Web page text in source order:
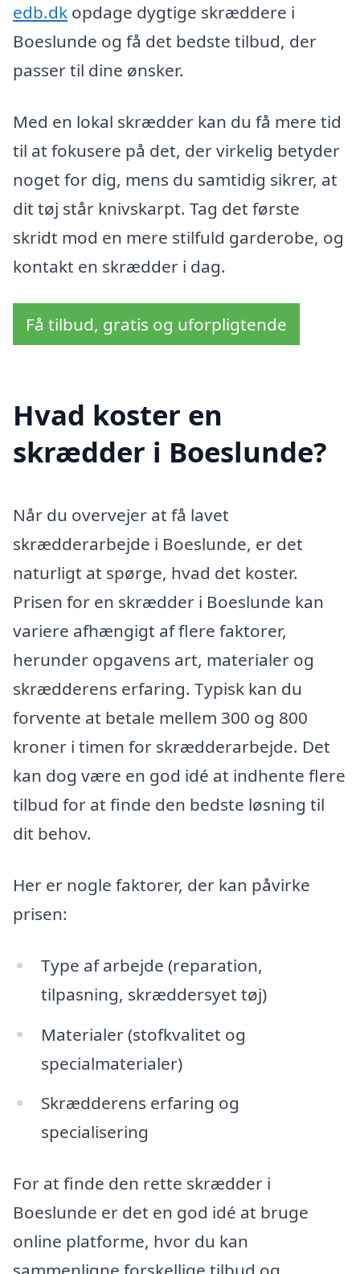
edb.dk opdage dygtige skræddere i
Boeslunde og få det bedste tilbud, der
passer til dine ønsker.
Med en lokal skrædder kan du få mere tid
til at fokusere på det, der virkelig betyder
noget for dig, mens du samtidig sikrer, at
dit tøj står knivskarpt. Tag det første
skridt mod en mere stilfuld garderobe, og
kontakt en skrædder i dag.
Få tilbud, gratis og uforpligtende
Hvad koster en
skrædder i Boeslunde?
Når du overvejer at få lavet
skrædderarbejde i Boeslunde, er det
naturligt at spørge, hvad det koster.
Prisen for en skrædder i Boeslunde kan
variere afhængigt af flere faktorer,
herunder opgavens art, materialer og
skrædderens erfaring. Typisk kan du
forvente at betale mellem 300 og 800
kroner i timen for skrædderarbejde. Det
kan dog være en god idé at indhente flere
tilbud for at finde den bedste løsning til
dit behov.
Her er nogle faktorer, der kan påvirke
prisen:
Type af arbejde (reparation,
tilpasning, skræddersyet tøj)
Materialer (stofkvalitet og
specialmaterialer)
Skrædderens erfaring og
specialisering
For at finde den rette skrædder i
Boeslunde er det en god idé at bruge
online platforme, hvor du kan